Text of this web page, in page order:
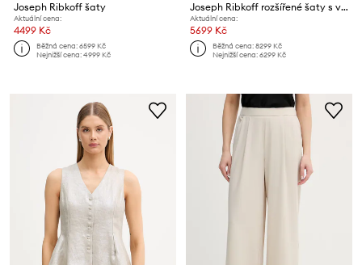
Joseph Ribkoff šaty
Aktuální cena:
4499 Kč
Běžná cena:6599 Kč
Nejnižší cena:4999 Kč
Joseph Ribkoff rozšířené šaty s viskózou
Aktuální cena:
5699 Kč
Běžná cena:8299 Kč
Nejnižší cena:6299 Kč